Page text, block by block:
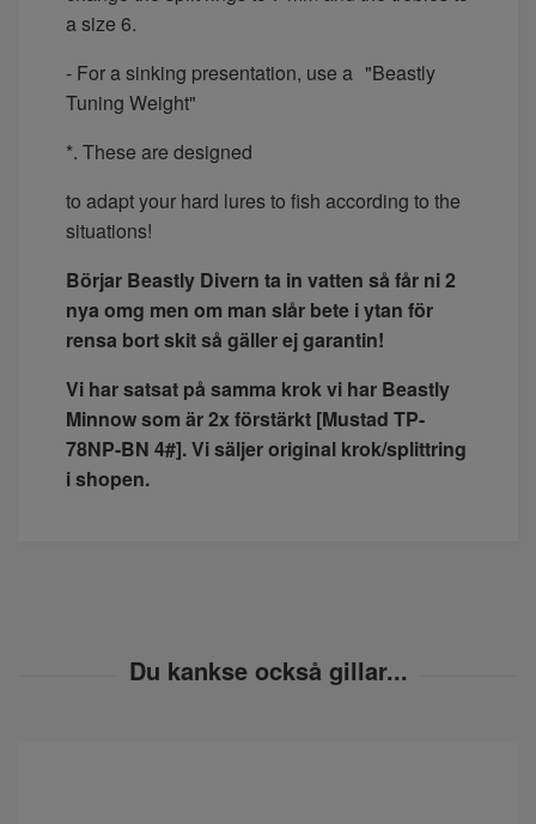
a size 6.
- For a sinking presentation, use a "Beastly
Tuning Weight"
*. These are designed
to adapt your hard lures to fish according to the
situations!
Börjar Beastly Divern ta in vatten så får ni 2
nya omg men om man slår bete i ytan för
rensa bort skit så gäller ej garantin!
Vi har satsat på samma krok vi har Beastly
Minnow som är 2x förstärkt [Mustad TP-
78NP-BN 4#]. Vi säljer original krok/splittring
i shopen.